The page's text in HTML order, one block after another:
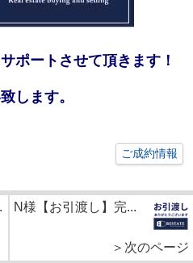
ポートさせて頂きます！
します。
ご成約情報
N様【お引渡し】完...
＞次のページ